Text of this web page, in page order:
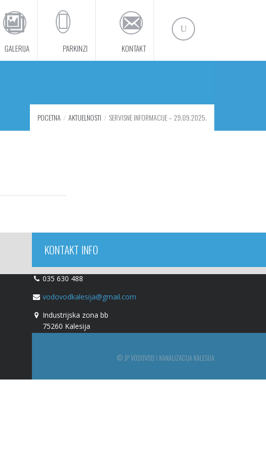
GALERIJA PARKINZI KONTAKT
POCETNA AKTUELNOSTI SERVISNE INFORMACIJE – 29.09.2025.
KONTAKT INFO
035 630 488
vodovodkalesija@gmail.com
Industrijska zona bb
75260 Kalesija
© JP VODOVOD I KANALIZACIJA KALESIJA